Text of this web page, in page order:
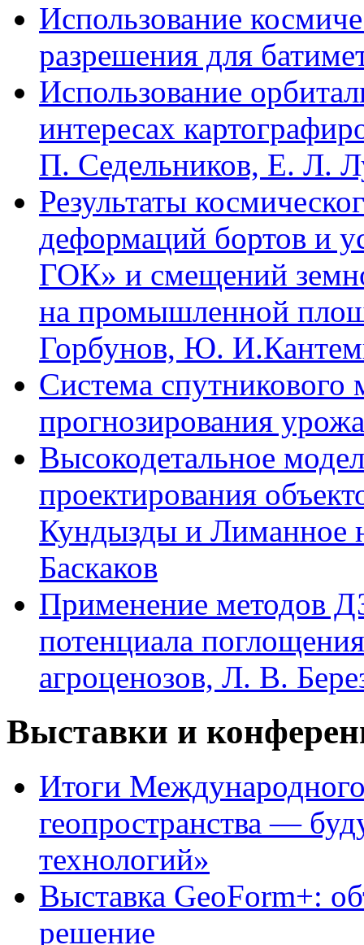
Использование
разрешения для
Использование
интересах
П. Седельников, Е. Л.
Результаты
деформаций бортов и
ГОК» и смещений
на промышленной
Горбунов, Ю.
Система спутникового
прогнозирования
Высокодетальное
проектирования
Кундызды и Лиманное
Баскаков
Применение методов
потенциала
агроценозов, Л. В.
Выставки и
Итоги
геопространства —
технологий»
Выставка GeoForm+:
решение